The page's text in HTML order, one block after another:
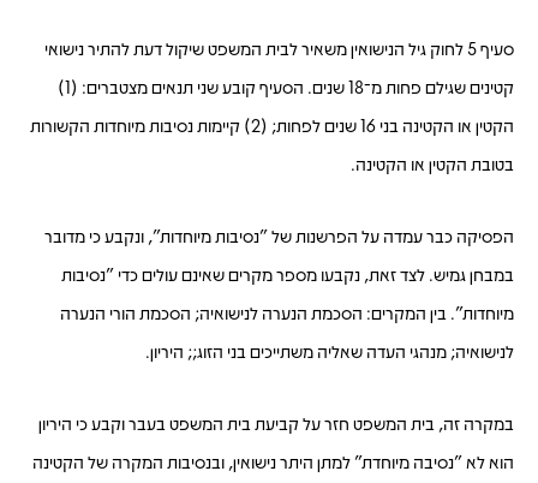
סעיף 5 לחוק גיל הנישואין משאיר לבית המשפט שיקול דעת להתיר נישואי
קטינים שגילם פחות מ־18 שנים. הסעיף קובע שני תנאים מצטברים: (1)
הקטין או הקטינה בני 16 שנים לפחות; (2) קיימות נסיבות מיוחדות הקשורות
בטובת הקטין או הקטינה.
הפסיקה כבר עמדה על הפרשנות של "נסיבות מיוחדות", ונקבע כי מדובר
במבחן גמיש. לצד זאת, נקבעו מספר מקרים שאינם עולים כדי "נסיבות
מיוחדות". בין המקרים: הסכמת הנערה לנישואיה; הסכמת הורי הנערה
לנישואיה; מנהגי העדה שאליה משתייכים בני הזוג;; היריון.
במקרה זה, בית המשפט חזר על קביעת בית המשפט בעבר וקבע כי היריון
הוא לא "נסיבה מיוחדת" למתן היתר נישואין, ובנסיבות המקרה של הקטינה